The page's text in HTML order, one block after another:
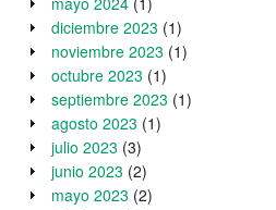
diciembre 2023 (1)
noviembre 2023 (1)
octubre 2023 (1)
septiembre 2023 (1)
agosto 2023 (1)
julio 2023 (3)
junio 2023 (2)
mayo 2023 (2)